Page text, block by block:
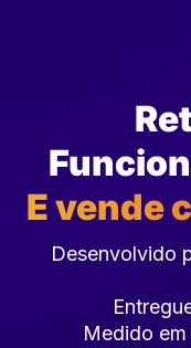
E vende
Desenvolvido
Medido